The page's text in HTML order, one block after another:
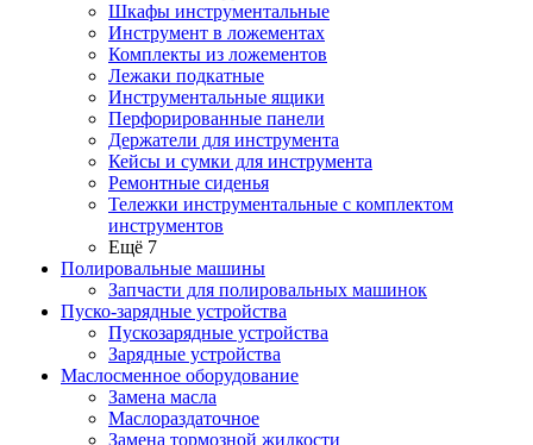
Шкафы инструментальные
Инструмент в ложементах
Комплекты из ложементов
Лежаки подкатные
Инструментальные ящики
Перфорированные панели
Держатели для инструмента
Кейсы и сумки для инструмента
Ремонтные сиденья
Тележки инструментальные с комплектом
инструментов
Ещё 7
Полировальные машины
Запчасти для полировальных машинок
Пуско-зарядные устройства
Пускозарядные устройства
Зарядные устройства
Маслосменное оборудование
Замена масла
Маслораздаточное
Замена тормозной жидкости